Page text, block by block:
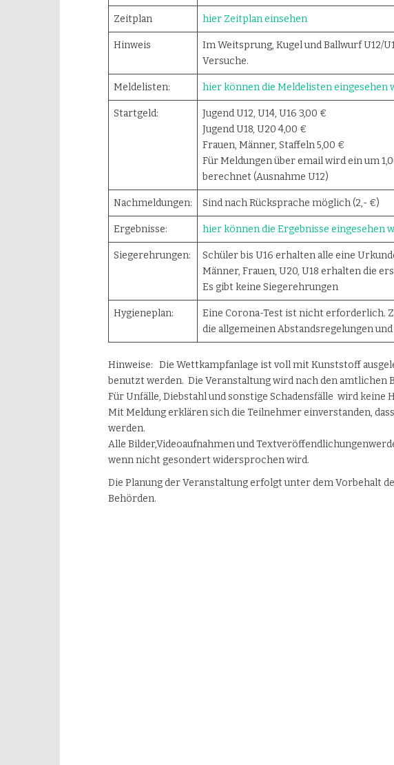
Zeitplan hier Zeitplan einsehen
Hinweis
Im Weitsprung, Kugel und Ballwurf U12/
Versuche.
Meldelisten: hier können die Meldelisten eingesehen
Startgeld:
Jugend U12, U14, U16 3,00 €
Jugend U18, U20 4,00 €
Frauen, Männer, Staffeln 5,00 €
Für Meldungen über email wird ein um
berechnet (Ausnahme U12)
Nachmeldungen: Sind nach Rücksprache möglich (2,- €)
Ergebnisse: hier können die Ergebnisse eingesehen
Siegerehrungen:
Schüler bis U16 erhalten alle eine
Männer, Frauen, U20, U18 erhalten die
Es gibt keine Siegerehrungen
Hygieneplan:
Eine Corona-Test ist nicht erforderlich.
die allgemeinen Abstandsregelungen
Hinweise: Die Wettkampfanlage ist voll mit Kunststoff
benutzt werden. Die Veranstaltung wird nach den amtlichen
Für Unfälle, Diebstahl und sonstige Schadensfälle wird
Mit Meldung erklären sich die Teilnehmer einverstanden,
werden.
Alle Bilder,Videoaufnahmen und
wenn nicht gesondert widersprochen wird.
Die Planung der Veranstaltung erfolgt unter dem Vorbehalt
Behörden.